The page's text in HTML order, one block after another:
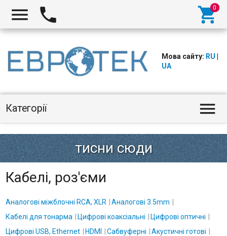
  
Мова сайту: RU
UA
Категорії 
Кабелі, роз'єми
Аналогові міжблочні RCA, XLR
Аналогові 3.5mm
Кабелі для тонарма
Цифрові коаксіальні
Цифрові оптичні
Цифрові USB, Ethernet
HDMI Сабвуферні
Акустичні готові